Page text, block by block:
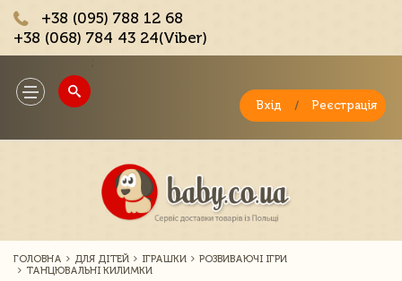
+38 (095) 788 12 68
+38 (068) 784 43 24(Viber)
Toggle
navigation
Вхід / Реєстрація
ГОЛОВНА ДЛЯ ДІТЕЙ ІГРАШКИ
РОЗВИВАЮЧІ ІГРИ
ТАНЦЮВАЛЬНІ КИЛИМКИ